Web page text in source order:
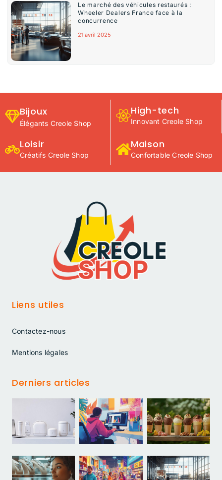
Le marché des véhicules restaurés :
Wheeler Dealers France face à la
concurrence
21 avril 2025
Bijoux
Élégants Creole Shop
High-tech
Innovant Creole Shop
Loisir
Créatifs Creole Shop
Maison
Confortable Creole Shop
Liens utiles
Contactez-nous
Mentions légales
Derniers articles